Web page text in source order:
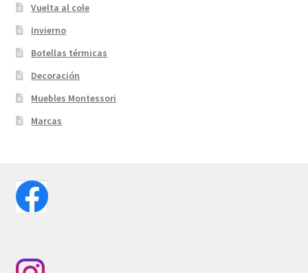
Vuelta al cole
Invierno
Botellas térmicas
Decoración
Muebles Montessori
Marcas